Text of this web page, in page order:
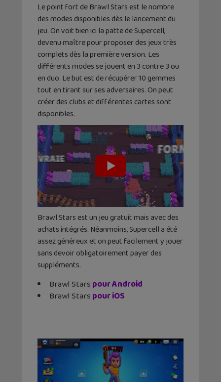
Le point fort de Brawl Stars est le nombre
des modes disponibles dès le lancement du
jeu. On voit bien ici la patte de Supercell,
devenu maître pour proposer des jeux très
complets dès la première version. Les
différents modes se jouent en 3 contre 3 ou
en duo. Le but est de récupérer 10 gemmes
tout en tirant sur ses adversaires. On peut
créer des clubs et différentes cartes sont
disponibles.
Brawl Stars est un jeu gratuit mais avec des
achats intégrés. Néanmoins, Supercell a été
assez généreux et on peut facilement y jouer
sans devoir obligatoirement payer des
suppléments.
Brawl Starspour Android
Brawl Starspour iOS